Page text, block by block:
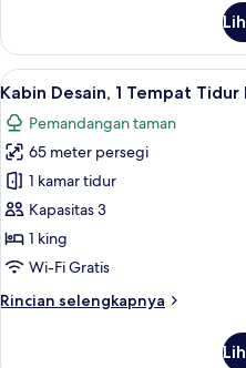
suite
Petem,
Terrace)
Kabin,
kolam
renang
pribadi
(Jungle
suite
Petem,
Terrace)
Lihat
semua
foto
untuk
Kabin
Desain,
1
Tempat
King,
18
Kabin Desain, 1 Tempat
Pemandangan taman
65 meter persegi
1 kamar tidur
Kapasitas 3
1 king
Wi-Fi Gratis
Rincian selengkapnya
Rincian